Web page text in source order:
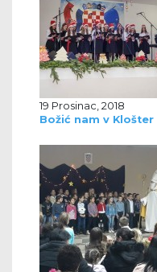
19 Prosinac, 2018
Božić nam v